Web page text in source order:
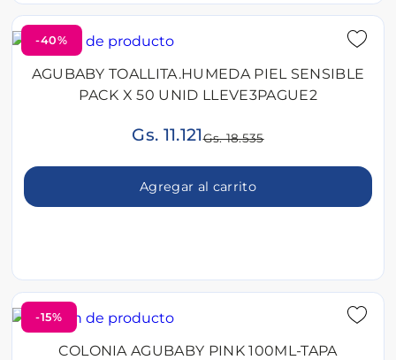
-40%
AGUBABY TOALLITA.HUMEDA PIEL SENSIBLE
PACK X 50 UNID LLEVE3PAGUE2
Gs. 11.121Gs. 18.535
Agregar al carrito
-15%
COLONIA AGUBABY PINK 100ML-TAPA